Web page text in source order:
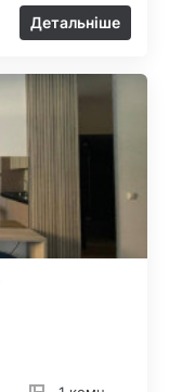
Детальніше